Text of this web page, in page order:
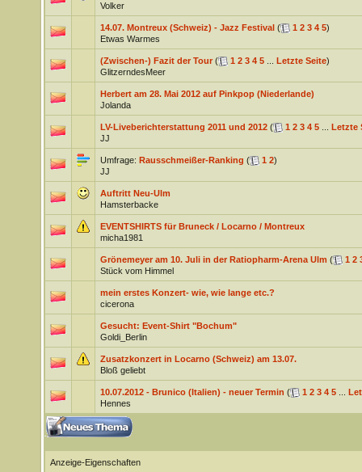
Volker
14.07. Montreux (Schweiz) - Jazz Festival ( 1 2 3 4 5)
Etwas Warmes
(Zwischen-) Fazit der Tour ( 1 2 3 4 5... Letzte Seite)
GlitzerndesMeer
Herbert am 28. Mai 2012 auf Pinkpop (Niederlande)
Jolanda
LV-Liveberichterstattung 2011 und 2012 ( 1 2 3 4 5... Letzte
JJ
Umfrage: Rausschmeißer-Ranking ( 1 2)
JJ
Auftritt Neu-Ulm
Hamsterbacke
EVENTSHIRTS für Bruneck / Locarno / Montreux
micha1981
Grönemeyer am 10. Juli in der Ratiopharm-Arena Ulm ( 1 2
Stück vom Himmel
mein erstes Konzert- wie, wie lange etc.?
cicerona
Gesucht: Event-Shirt "Bochum"
Goldi_Berlin
Zusatzkonzert in Locarno (Schweiz) am 13.07.
Bloß geliebt
10.07.2012 - Brunico (Italien) - neuer Termin ( 1 2 3 4 5...
Hennes
Anzeige-Eigenschaften